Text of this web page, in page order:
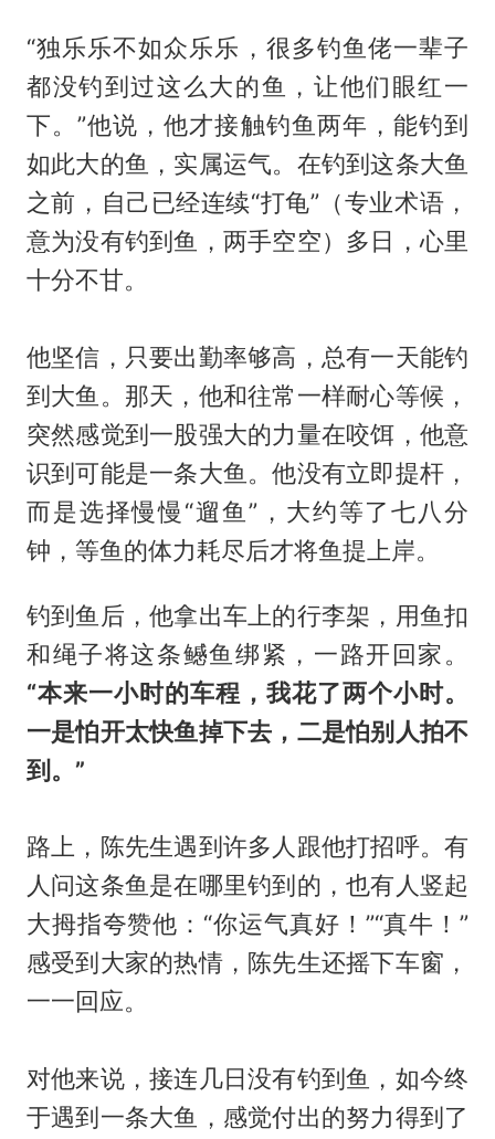
“独乐乐不如众乐乐，很多钓鱼佬一辈子
都没钓到过这么大的鱼，让他们眼红一
下。”他说，他才接触钓鱼两年，能钓到
如此大的鱼，实属运气。在钓到这条大鱼
之前，自己已经连续“打龟”（专业术语，
意为没有钓到鱼，两手空空）多日，心里
十分不甘。
他坚信，只要出勤率够高，总有一天能钓
到大鱼。那天，他和往常一样耐心等候，
突然感觉到一股强大的力量在咬饵，他意
识到可能是一条大鱼。他没有立即提杆，
而是选择慢慢“遛鱼”，大约等了七八分
钟，等鱼的体力耗尽后才将鱼提上岸。
钓到鱼后，他拿出车上的行李架，用鱼扣
和绳子将这条鳡鱼绑紧，一路开回家。
“本来一小时的车程，我花了两个小时。
一是怕开太快鱼掉下去，二是怕别人拍不
到。”
路上，陈先生遇到许多人跟他打招呼。有
人问这条鱼是在哪里钓到的，也有人竖起
大拇指夸赞他：“你运气真好！”“真牛！”
感受到大家的热情，陈先生还摇下车窗，
一一回应。
对他来说，接连几日没有钓到鱼，如今终
于遇到一条大鱼，感觉付出的努力得到了